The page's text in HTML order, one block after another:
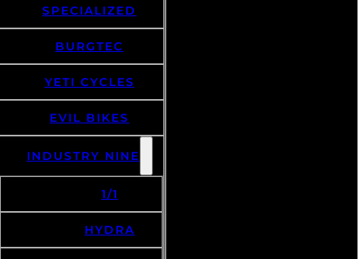
SPECIALIZED
BURGTEC
YETI CYCLES
EVIL BIKES
1/1
HYDRA